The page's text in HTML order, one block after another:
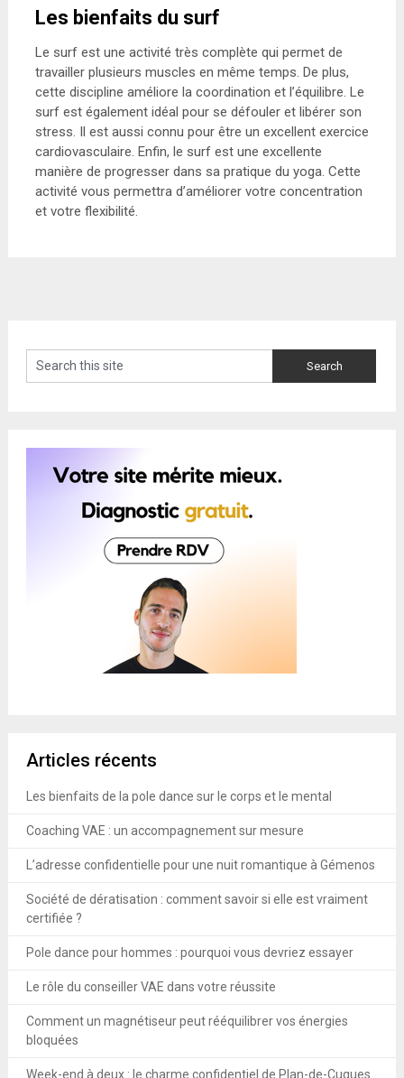
Les bienfaits du surf
Le surf est une activité très complète qui permet de
travailler plusieurs muscles en même temps. De plus,
cette discipline améliore la coordination et l’équilibre. Le
surf est également idéal pour se défouler et libérer son
stress. Il est aussi connu pour être un excellent exercice
cardiovasculaire. Enfin, le surf est une excellente
manière de progresser dans sa pratique du yoga. Cette
activité vous permettra d’améliorer votre concentration
et votre flexibilité.
Articles récents
Les bienfaits de la pole dance sur le corps et le mental
Coaching VAE : un accompagnement sur mesure
L’adresse confidentielle pour une nuit romantique à Gémenos
Société de dératisation : comment savoir si elle est vraiment
certifiée ?
Pole dance pour hommes : pourquoi vous devriez essayer
Le rôle du conseiller VAE dans votre réussite
Comment un magnétiseur peut rééquilibrer vos énergies
bloquées
Week-end à deux : le charme confidentiel de Plan-de-Cuques